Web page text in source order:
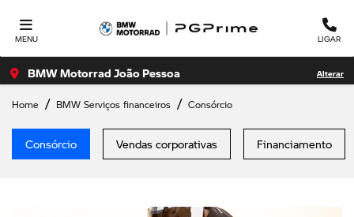
MENU LIGAR
BMW Motorrad João Pessoa Alterar
Home BMW Serviços financeiros Consórcio
Vendas corporativas Financiamento
Consórcio